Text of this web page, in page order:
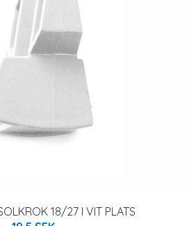
18/27 I VIT PLATS